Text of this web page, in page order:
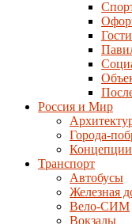
Россия и Мир
Города-
Транспорт
Автобусы
Железная
Вело-СИМ
Вокзалы